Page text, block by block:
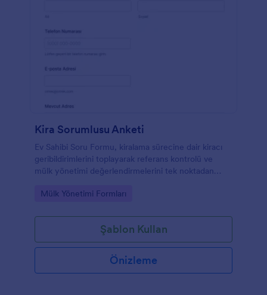
Kira Sorumlusu Anketi
Ev Sahibi Soru Formu, kiralama sürecine dair kiracı
geribildirimlerini toplayarak referans kontrolü ve
mülk yönetimi değerlendirmelerini tek noktadan
Go to Category:
Mülk Yönetimi Formları
Şablon Kullan
Önizleme